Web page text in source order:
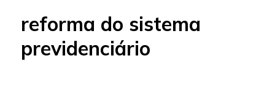
reforma do sistema
previdenciário